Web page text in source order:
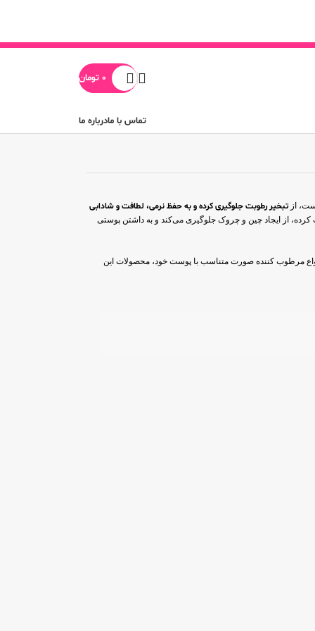
0 تومان
تماس با مادرباره ما
از تبخیر رطوبت جلوگیری کرده و به حفظ نرمی، لطافت و شادابی
از ایجاد چین و چروک جلوگیری می‌کند و به داشتن پوستی
مرطوب کننده صورت متناسب با پوست خود، محصولات این